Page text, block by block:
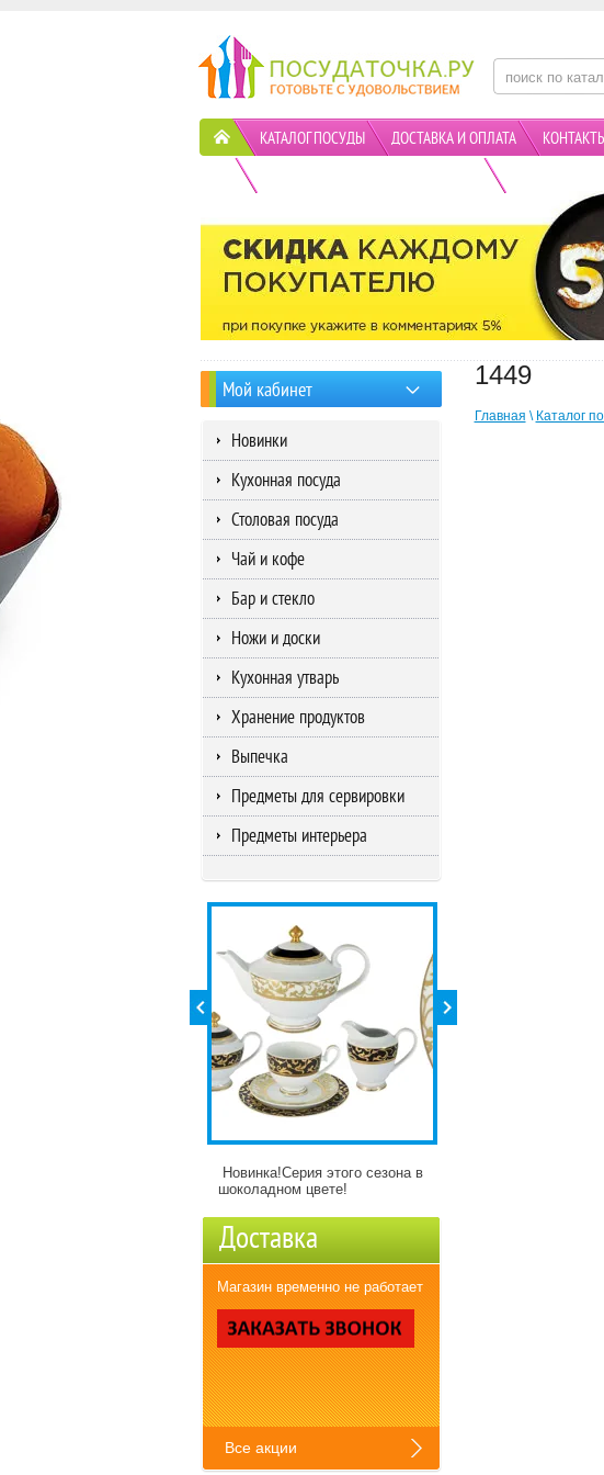
КАТАЛОГ ПОСУДЫ ДОСТАВКА И ОПЛАТА
1449
Главная \ Каталог
Мой кабинет
Новинки
Кухонная посуда
Столовая посуда
Чай и кофе
Бар и стекло
Ножи и доски
Кухонная утварь
Хранение продуктов
Выпечка
Предметы для сервировки
Предметы интерьера
Новинка!Серия этого сезона в
шоколадном цвете!
Все акции
Доставка
Магазин временно не работает